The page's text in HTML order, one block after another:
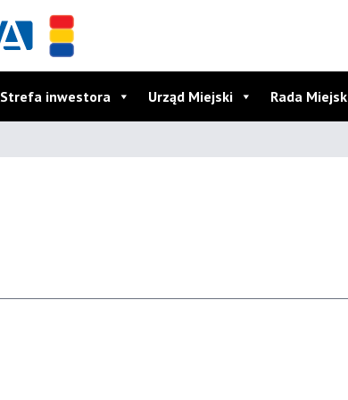
Strefa inwestora Urząd Miejski Rada